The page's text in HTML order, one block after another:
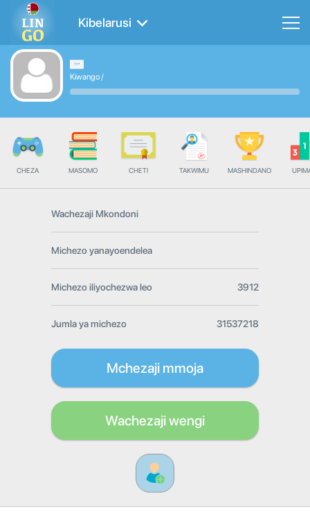
Kibelarusi
Kiwango/
CHEZA MASOMO CHETI TAKWIMU MASHINDANO
Wachezaji Mkondoni
Michezo yanayoendelea
Michezo iliyochezwa leo 3912
Jumla ya michezo 31537218
Mchezaji mmoja
Wachezaji wengi